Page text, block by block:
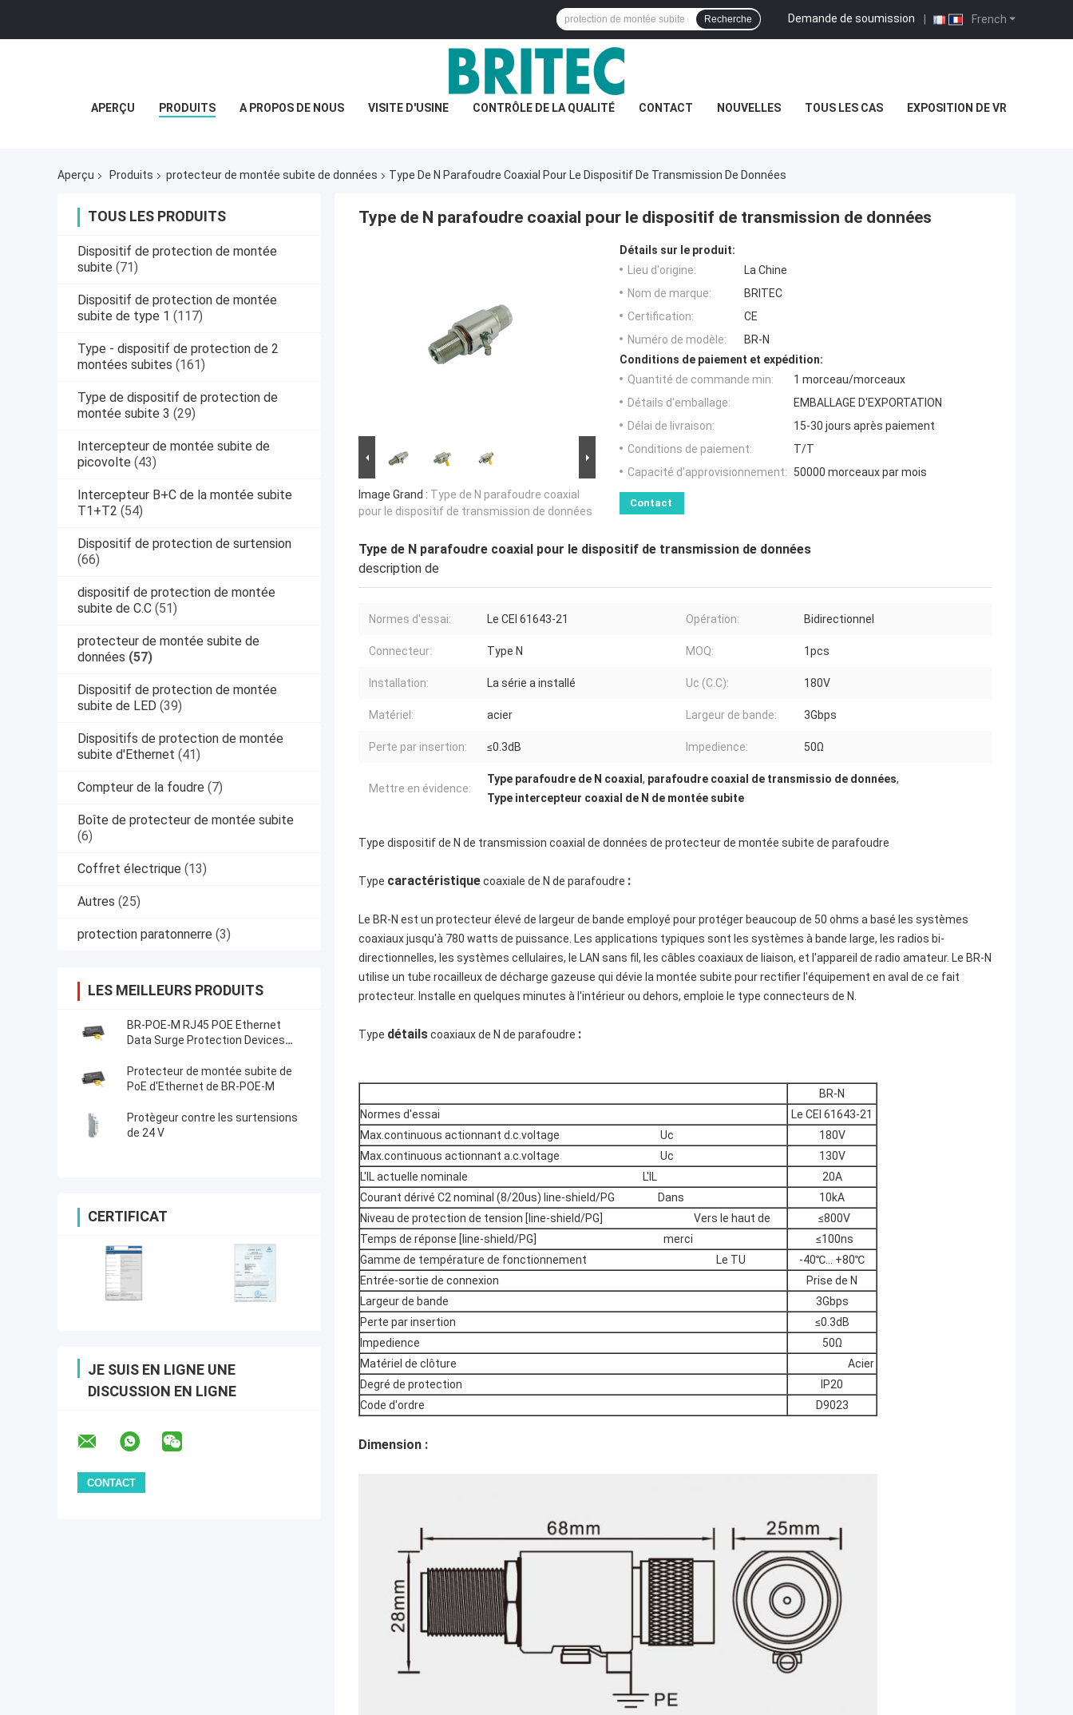
French
Demande de soumission |
Recherche
APERÇU PRODUITS A PROPOS DE NOUS VISITE D'USINE CONTRÔLE DE LA QUALITÉ CONTACT NOUVELLES TOUS LES CAS EXPOSITION DE VR
Aperçu Produits protecteur de montée subite de données Type De N Parafoudre Coaxial Pour Le Dispositif De Transmission De Données
TOUS LES PRODUITS
Dispositif de protection de montée
subite (71)
Dispositif de protection de montée
subite de type 1 (117)
Type - dispositif de protection de 2
montées subites (161)
Type de dispositif de protection de
montée subite 3 (29)
Intercepteur de montée subite de
picovolte (43)
Intercepteur B+C de la montée subite
T1+T2 (54)
Dispositif de protection de surtension
(66)
dispositif de protection de montée
subite de C.C (51)
protecteur de montée subite de
données (57)
Dispositif de protection de montée
subite de LED (39)
Dispositifs de protection de montée
subite d'Ethernet (41)
Compteur de la foudre (7)
Boîte de protecteur de montée subite
(6)
Coffret électrique (13)
Autres (25)
protection paratonnerre (3)
LES MEILLEURS PRODUITS
BR-POE-M RJ45 POE Ethernet
Data Surge Protection Devices
protecteur de surtension rj45 NET
6 protecteurs de surtension poe
Protecteur de montée subite de
PoE d'Ethernet de BR-POE-M
Protègeur contre les surtensions
de 24 V
CERTIFICAT
JE SUIS EN LIGNE UNE
DISCUSSION EN LIGNE
Type de N parafoudre coaxial pour le dispositif de transmission de données
Image Grand : Type de N parafoudre coaxial
pour le dispositif de transmission de données
Détails sur le produit:
Lieu d'origine:
La Chine
Nom de marque:
BRITEC
Certification:
CE
Numéro de modèle:
BR-N
Conditions de paiement et expédition:
Quantité de commande min:
1 morceau/morceaux
Détails d'emballage:
EMBALLAGE D'EXPORTATION
Délai de livraison:
15-30 jours après paiement
Conditions de paiement:
T/T
Capacité d'approvisionnement:
50000 morceaux par mois
Contact
Type de N parafoudre coaxial pour le dispositif de transmission de données
description de
Normes d'essai: Le CEI 61643-21 Opération: Bidirectionnel
Connecteur: Type N MOQ: 1pcs
Installation: La série a installé Uc (C.C): 180V
Matériel: acier Largeur de bande: 3Gbps
Perte par insertion: ≤0.3dB Impedience: 50Ω
Mettre en évidence:
Type parafoudre de N coaxial , parafoudre coaxial de transmissio de données,
Type intercepteur coaxial de N de montée subite
Type dispositif de N de transmission coaxial de données de protecteur de montée subite de parafoudre
Type caractéristiquecoaxiale de N de parafoudre :
Le BR-N est un protecteur élevé de largeur de bande employé pour protéger beaucoup de 50 ohms a basé les systèmes
coaxiaux jusqu'à 780 watts de puissance. Les applications typiques sont les systèmes à bande large, les radios bi-
directionnelles, les systèmes cellulaires, le LAN sans fil, les câbles coaxiaux de liaison, et l'appareil de radio amateur. Le BR-N
utilise un tube rocailleux de décharge gazeuse qui dévie la montée subite pour rectifier l'équipement en aval de ce fait
protecteur. Installe en quelques minutes à l'intérieur ou dehors, emploie le type connecteurs de N.
Type détailscoaxiaux de N de parafoudre :
BR-N
Normes d'essai
Le CEI 61643-21
Max.continuous actionnant d.c.voltage Uc
180V
Max.continuous actionnant a.c.voltage Uc
130V
L'IL actuelle nominale L'IL
20A
Courant dérivé C2 nominal (8/20us) line-shield/PG Dans
10kA
Niveau de protection de tension [line-shield/PG] Vers le haut de
≤800V
Temps de réponse [line-shield/PG] merci
≤100ns
Gamme de température de fonctionnement Le TU
-40℃… +80℃
Entrée-sortie de connexion
Prise de N
Largeur de bande
3Gbps
Perte par insertion
≤0.3dB
Impedience
50Ω
Matériel de clôture
Acier
Degré de protection
IP20
Code d'ordre
D9023
Dimension :